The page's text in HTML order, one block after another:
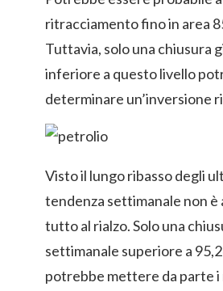
ritracciamento fino in area
Tuttavia, solo una chiusura
inferiore a questo livello
determinare un’inversione
Visto il lungo ribasso degli
tendenza settimanale non è
tutto al rialzo. Solo una
settimanale superiore a
potrebbe mettere da parte i